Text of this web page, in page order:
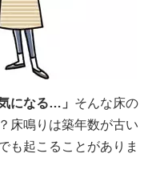
になる…」 そんな床の
床鳴りは築年数が古い
も起こることがありま